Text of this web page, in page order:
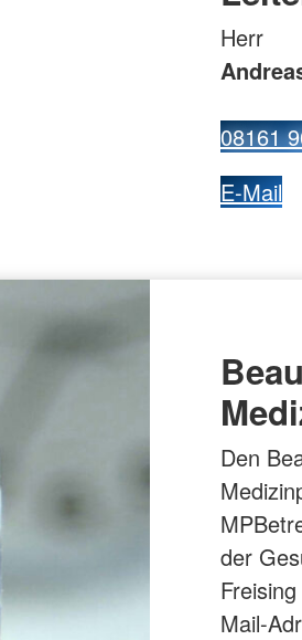
Herr
08161
E-Mail
Den
der
Mail-